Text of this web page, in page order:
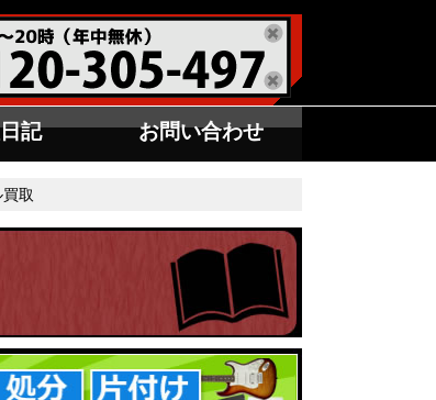
記 お問い合わせ
取